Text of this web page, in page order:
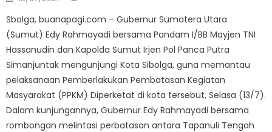
on
Sbolga, buanapagi.com – Gubernur Sumatera Utara
(Sumut) Edy Rahmayadi bersama Pandam I/BB Mayjen TNI
Hassanudin dan Kapolda Sumut Irjen Pol Panca Putra
Simanjuntak mengunjungi Kota Sibolga, guna memantau
pelaksanaan Pemberlakukan Pembatasan Kegiatan
Masyarakat (PPKM) Diperketat di kota tersebut, Selasa (13/7).
Dalam kunjungannya, Gubernur Edy Rahmayadi bersama
rombongan melintasi perbatasan antara Tapanuli Tengah